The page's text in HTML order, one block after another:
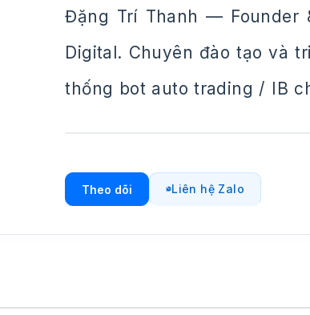
Đặng Trí Thanh — Founder
Digital. Chuyên đào tạo và
thống bot auto trading / IB
Theo dõi Liên hệ Zalo